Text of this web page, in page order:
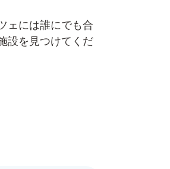
ェには誰にでも合
設を見つけてくだ